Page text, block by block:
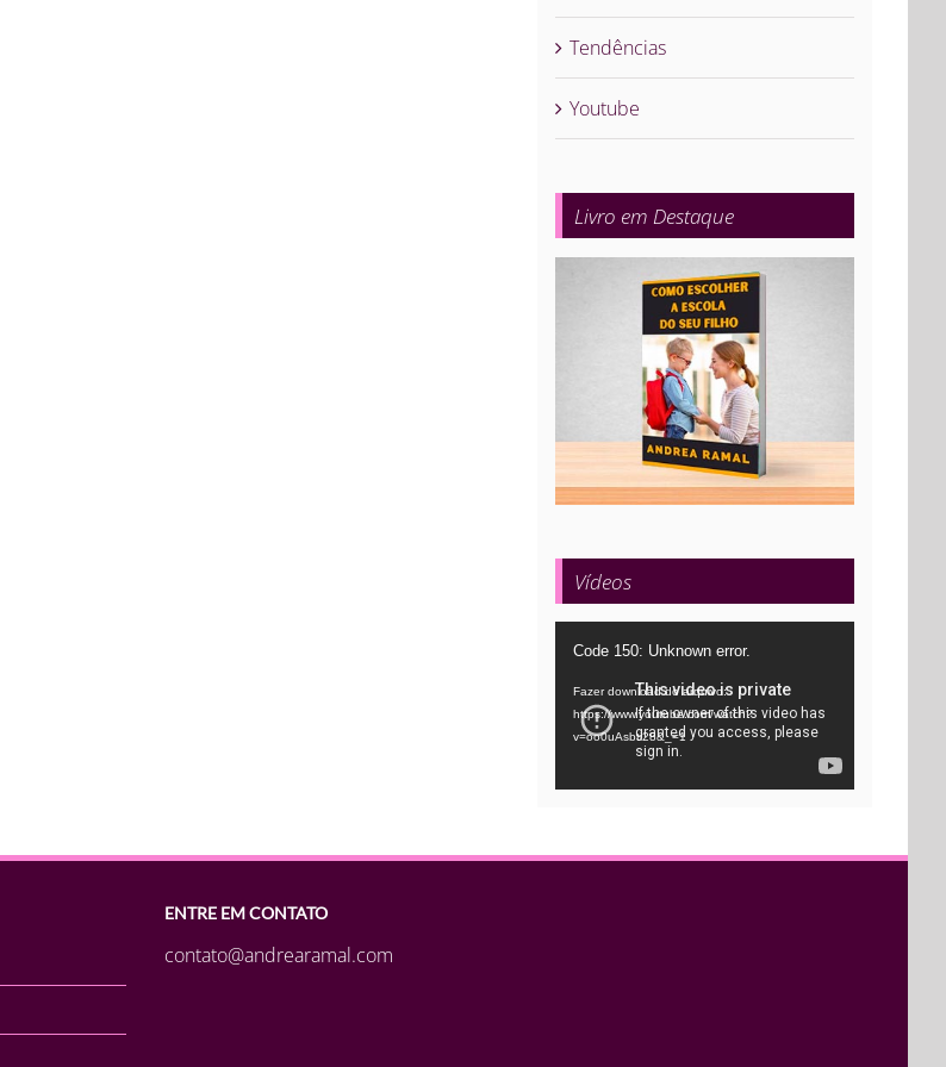
Tendências
Youtube
Livro em Destaque
Vídeos
Tocador
vídeo
Code 150: Unknown error.
Fazer download do arquivo:
https://www.youtube.com/watch?
v=oo0uAsbti28&_=1
ENTRE EM CONTATO
contato@andrearamal.com